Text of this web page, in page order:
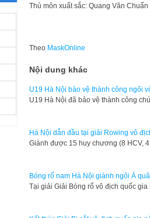
Thủ môn xuất sắc: Quang Văn
Theo MaskOnline
Nội dung khác
U19 Hà Nội bảo vệ thành công ngôi
U19 Hà Nội đã bảo vệ thành công
Hà Nội dẫn đầu tại giải Rowing vô
Giành được 15 huy chương (8 HCV,
Bóng rổ nam Hà Nội giành ngôi Á
Tại giải Giải Bóng rổ vô địch quốc